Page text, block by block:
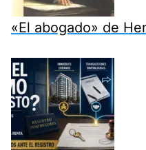
«El abogado» de